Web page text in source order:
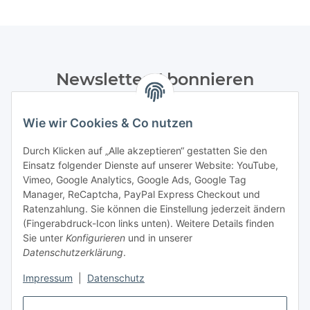
Wie wir Cookies & Co nutzen
Durch Klicken auf „Alle akzeptieren“ gestatten Sie den
Einsatz folgender Dienste auf unserer Website: YouTube,
Vimeo, Google Analytics, Google Ads, Google Tag
Manager, ReCaptcha, PayPal Express Checkout und
Ratenzahlung. Sie können die Einstellung jederzeit ändern
(Fingerabdruck-Icon links unten). Weitere Details finden
Sie unter Konfigurieren und in unserer
Datenschutzerklärung.
Impressum Datenschutz
Newsletter Abonnieren
Datenschutzerklärungregelmäßig und jederzeit widerruflich
Abonnieren
Informationen
Gesetzliche Informationen